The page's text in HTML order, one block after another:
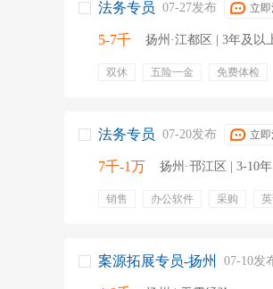
法务专员 07-27发布 立
5-7千 扬州·江都区 | 3年及以
双休 五险一金 免费体检
法务专员 07-20发布 立
7千-1万 扬州·邗江区 | 3-10
销售 办公软件 采购
案源拓展专员-扬州 07-10发